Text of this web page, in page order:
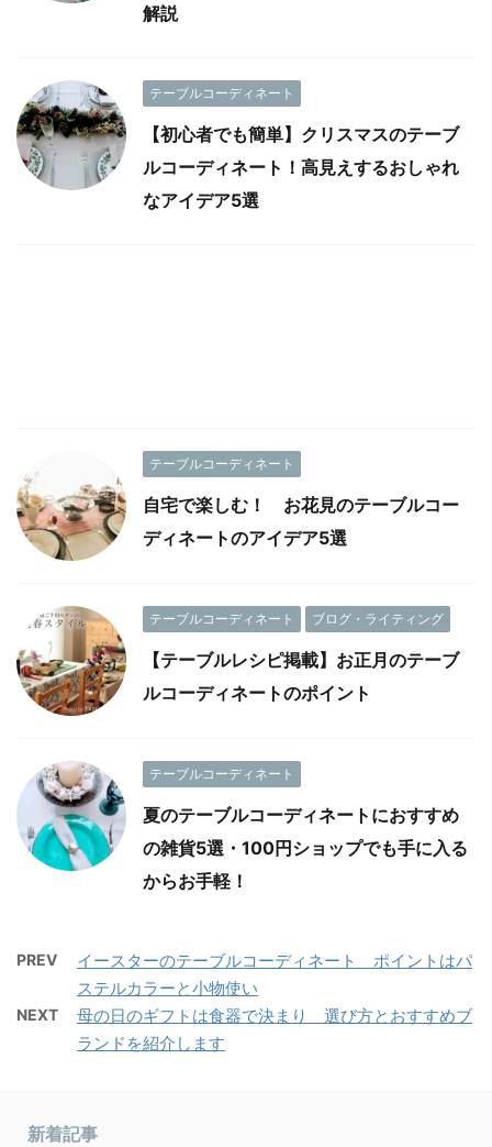
解説
テーブルコーディネート
【初心者でも簡単】クリスマスのテーブ
ルコーディネート！高見えするおしゃれ
なアイデア5選
テーブルコーディネート
自宅で楽しむ！ お花見のテーブルコー
ディネートのアイデア5選
テーブルコーディネート ブログ・ライティング
【テーブルレシピ掲載】お正月のテーブ
ルコーディネートのポイント
テーブルコーディネート
夏のテーブルコーディネートにおすすめ
の雑貨5選・100円ショップでも手に入る
からお手軽！
PREV
イースターのテーブルコーディネート ポイントはパ
ステルカラーと小物使い
NEXT
母の日のギフトは食器で決まり 選び方とおすすめブ
ランドを紹介します
新着記事